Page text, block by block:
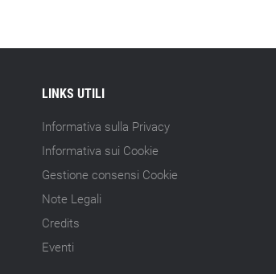
LINKS UTILI
Informativa sulla Privacy
Informativa sui Cookie
Gestione consensi Cookie
Note Legali
Credits
Eventi